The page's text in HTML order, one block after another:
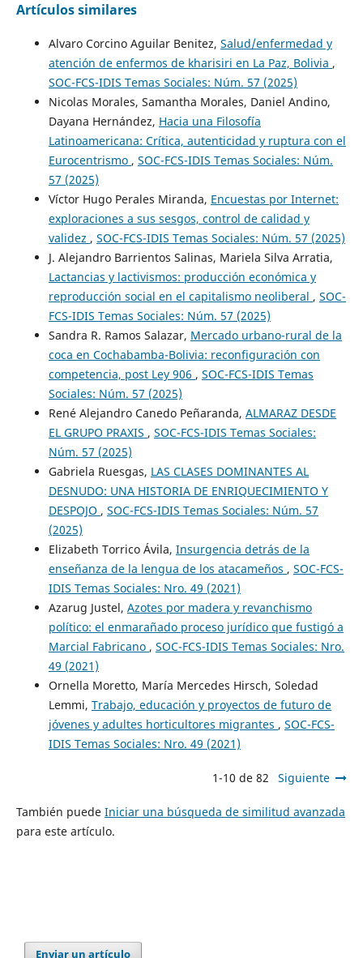
Artículos similares
Alvaro Corcino Aguilar Benitez, Salud/enfermedad y
atención de enfermos de kharisiri en La Paz, Bolivia ,
SOC-FCS-IDIS Temas Sociales: Núm. 57 (2025)
Nicolas Morales, Samantha Morales, Daniel Andino,
Dayana Hernández, Hacia una Filosofía
Latinoamericana: Crítica, autenticidad y ruptura con el
Eurocentrismo , SOC-FCS-IDIS Temas Sociales: Núm.
57 (2025)
Víctor Hugo Perales Miranda, Encuestas por Internet:
exploraciones a sus sesgos, control de calidad y
validez , SOC-FCS-IDIS Temas Sociales: Núm. 57 (2025)
J. Alejandro Barrientos Salinas, Mariela Silva Arratia,
Lactancias y lactivismos: producción económica y
reproducción social en el capitalismo neoliberal , SOC-
FCS-IDIS Temas Sociales: Núm. 57 (2025)
Sandra R. Ramos Salazar, Mercado urbano-rural de la
coca en Cochabamba-Bolivia: reconfiguración con
competencia, post Ley 906 , SOC-FCS-IDIS Temas
Sociales: Núm. 57 (2025)
René Alejandro Canedo Peñaranda, ALMARAZ DESDE
EL GRUPO PRAXIS , SOC-FCS-IDIS Temas Sociales:
Núm. 57 (2025)
Gabriela Ruesgas, LAS CLASES DOMINANTES AL
DESNUDO: UNA HISTORIA DE ENRIQUECIMIENTO Y
DESPOJO , SOC-FCS-IDIS Temas Sociales: Núm. 57
(2025)
Elizabeth Torrico Ávila, Insurgencia detrás de la
enseñanza de la lengua de los atacameños , SOC-FCS-
IDIS Temas Sociales: Nro. 49 (2021)
Azarug Justel, Azotes por madera y revanchismo
político: el enmarañado proceso jurídico que fustigó a
Marcial Fabricano , SOC-FCS-IDIS Temas Sociales: Nro.
49 (2021)
Ornella Moretto, María Mercedes Hirsch, Soledad
Lemmi, Trabajo, educación y proyectos de futuro de
jóvenes y adultes horticultores migrantes , SOC-FCS-
IDIS Temas Sociales: Nro. 49 (2021)
1-10 de 82 Siguiente
También puede Iniciar una búsqueda de similitud avanzada
para este artículo.
Enviar un artículo